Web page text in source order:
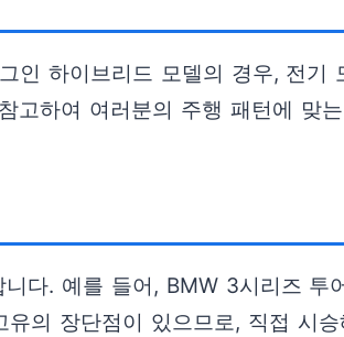
하이브리드 모델의 경우, 전기
하여 여러분의 주행 패턴에 맞
다. 예를 들어, BMW 3시리즈 투
의 장단점이 있으므로, 직접 시